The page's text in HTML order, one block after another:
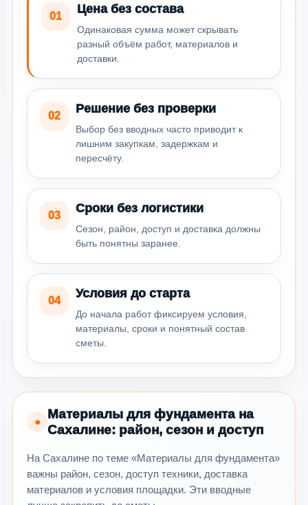
01
Цена без состава
Одинаковая сумма может скрывать
разный объём работ, материалов и
доставки.
02
Решение без проверки
Выбор без вводных часто приводит к
лишним закупкам, задержкам и
пересчёту.
03
Сроки без логистики
Сезон, район, доступ и доставка должны
быть понятны заранее.
04
Условия до старта
До начала работ фиксируем условия,
материалы, сроки и понятный состав
сметы.
●
Материалы для фундамента на
Сахалине: район, сезон и доступ
На Сахалине по теме «Материалы для фундамента»
важны район, сезон, доступ техники, доставка
материалов и условия площадки. Эти вводные